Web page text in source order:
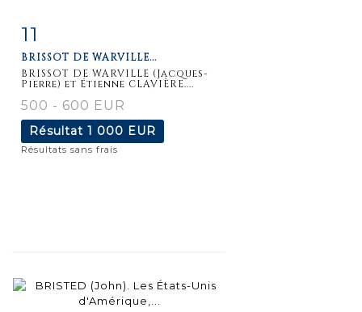
détaillée
11
BRISSOT DE WARVILLE...
BRISSOT DE WARVILLE (Jacques-
Pierre) et Étienne CLAVIÈRE....
500 - 600 EUR
Résultat 1 000 EUR
Résultats sans frais